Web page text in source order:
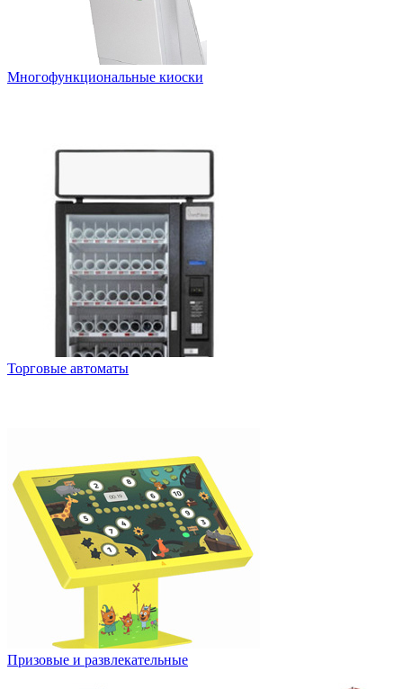
Многофункциональные киоски
Торговые автоматы
Призовые и развлекательные